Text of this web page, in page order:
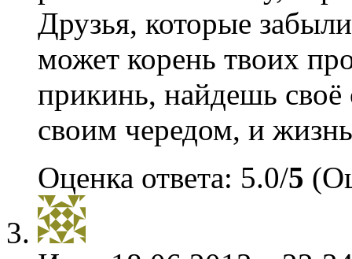
Друзья, которые
может корень твоих
прикинь, найдешь своё
своим чередом, и
Оценка ответа: 5.0/5